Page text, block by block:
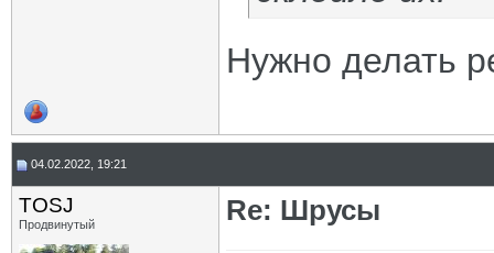
Нужно делать
04.02.2022, 19:21
TOSJ
Продвинутый Re: Шрусы